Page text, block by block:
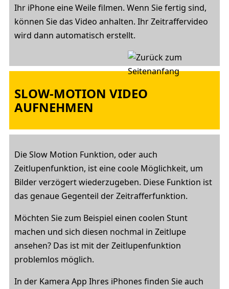
Ihr iPhone eine Weile filmen. Wenn Sie fertig sind,
können Sie das Video anhalten. Ihr Zeitraffervideo
wird dann automatisch erstellt.
SLOW-MOTION VIDEO
AUFNEHMEN
Die Slow Motion Funktion, oder auch
Zeitlupenfunktion, ist eine coole Möglichkeit, um
Bilder verzögert wiederzugeben. Diese Funktion ist
das genaue Gegenteil der Zeitrafferfunktion.
Möchten Sie zum Beispiel einen coolen Stunt
machen und sich diesen nochmal in Zeitlupe
ansehen? Das ist mit der Zeitlupenfunktion
problemlos möglich.
In der Kamera App Ihres iPhones finden Sie auch